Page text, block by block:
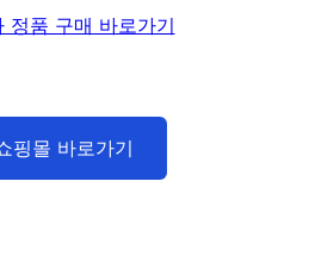
핑몰 바로가기